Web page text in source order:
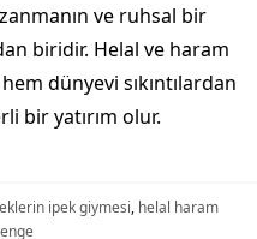
ve ruhsal bir
biridir. Helal ve haram
dünyevi sıkıntılardan
bir yatırım olur.
ipek giymesi, helal haram